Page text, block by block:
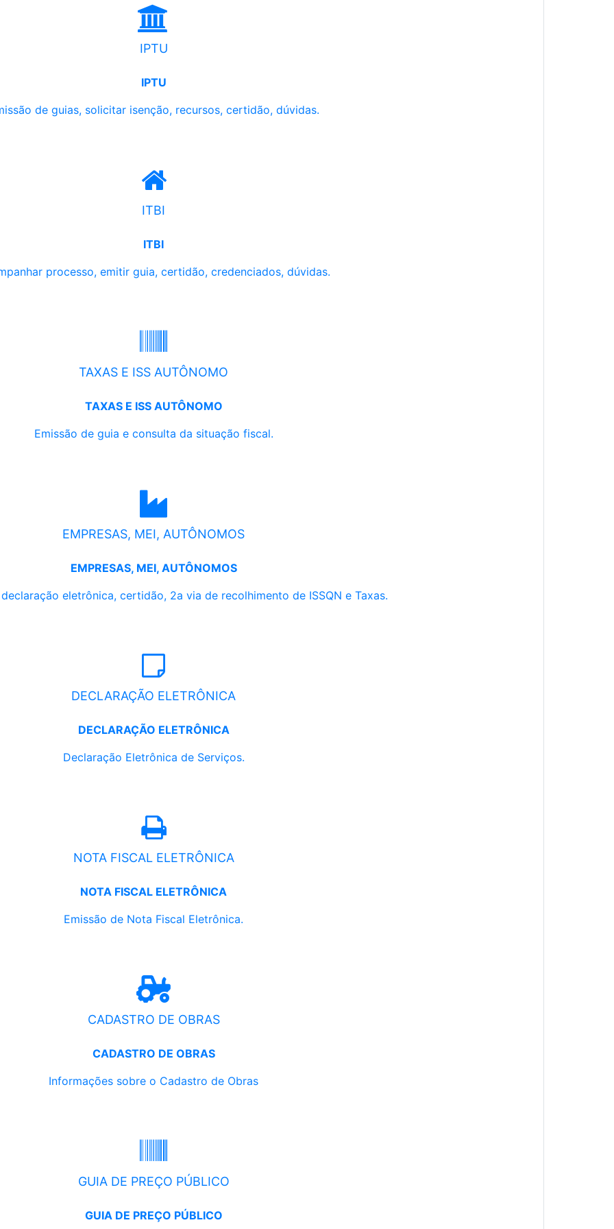
IPTU
IPTU
de guias, solicitar isenção, recursos, certidão, dúvidas.
ITBI
ITBI
processo, emitir guia, certidão, credenciados, dúvidas.
TAXAS E ISS AUTÔNOMO
TAXAS E ISS AUTÔNOMO
Emissão de guia e consulta da situação fiscal.
EMPRESAS, MEI, AUTÔNOMOS
EMPRESAS, MEI, AUTÔNOMOS
eletrônica, certidão, 2a via de recolhimento de ISSQN e Taxas.
DECLARAÇÃO ELETRÔNICA
DECLARAÇÃO ELETRÔNICA
Declaração Eletrônica de Serviços.
NOTA FISCAL ELETRÔNICA
NOTA FISCAL ELETRÔNICA
Emissão de Nota Fiscal Eletrônica.
CADASTRO DE OBRAS
CADASTRO DE OBRAS
Informações sobre o Cadastro de Obras
GUIA DE PREÇO PÚBLICO
GUIA DE PREÇO PÚBLICO